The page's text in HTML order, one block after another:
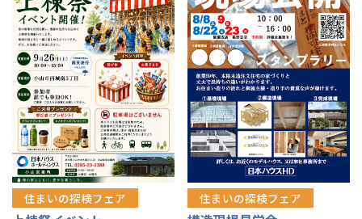
住まいの探検フェア 住まいの探検フェア